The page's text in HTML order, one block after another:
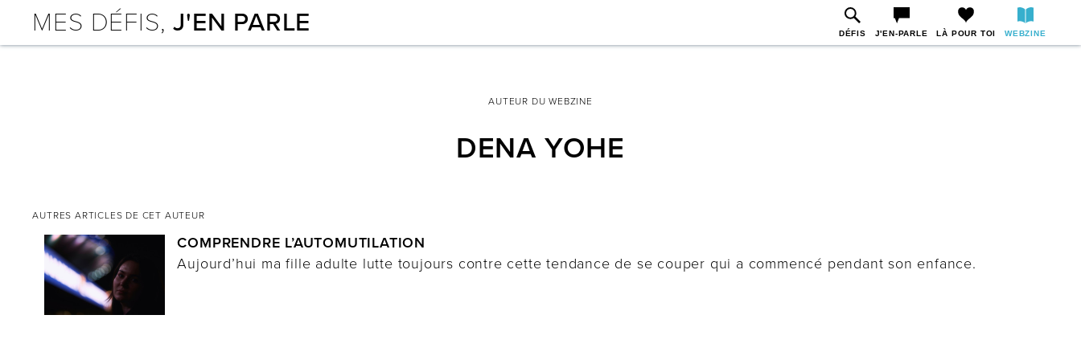
MES DÉFIS,J'EN PARLE DÉFIS J'EN-PARLE LÀ POUR TOI WEBZINE
AUTEUR DU WEBZINE
DENA YOHE
AUTRES ARTICLES DE CET AUTEUR
COMPRENDRE L’AUTOMUTILATION
Aujourd’hui ma fille adulte lutte toujours contre cette tendance de se couper qui a commencé pendant son enfance.